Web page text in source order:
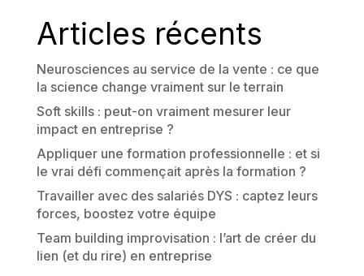
Articles récents
Neurosciences au service de la vente : ce que
la science change vraiment sur le terrain
Soft skills : peut-on vraiment mesurer leur
impact en entreprise ?
Appliquer une formation professionnelle : et si
le vrai défi commençait après la formation ?
Travailler avec des salariés DYS : captez leurs
forces, boostez votre équipe
Team building improvisation : l’art de créer du
lien (et du rire) en entreprise